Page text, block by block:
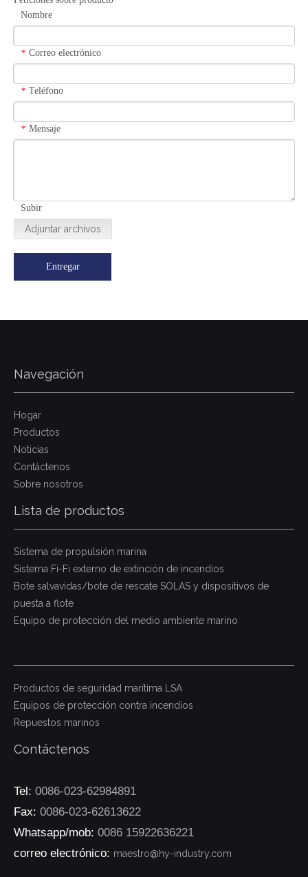
Nombre
* Correo electrónico
* Teléfono
* Mensaje
Subir
Adjuntar archivos
Entregar
Navegación
Hogar
Productos
Noticias
Contáctenos
Sobre nosotros
Lista de productos
Sistema de propulsión marina
Sistema Fi-Fi externo de extinción de incendios
Bote salvavidas/bote de rescate SOLAS y dispositivos de
puesta a flote
Equipo de protección del medio ambiente marino
Productos de seguridad marítima LSA
Equipos de protección contra incendios
Repuestos marinos
Contáctenos
Tel: 0086-023-62984891
Fax: 0086-023-62613622
Whatsapp/mob: 0086 15922636221
correo electrónico: maestro@hy-industry.com